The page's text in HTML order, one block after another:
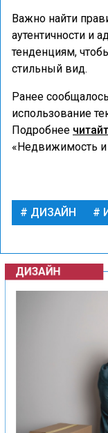
Важно найти
аутентичности и
тенденциям,
стильный вид.
Ранее
использование
Подробнее
«Недвижимость и
ДИЗАЙН
ДИЗАЙН